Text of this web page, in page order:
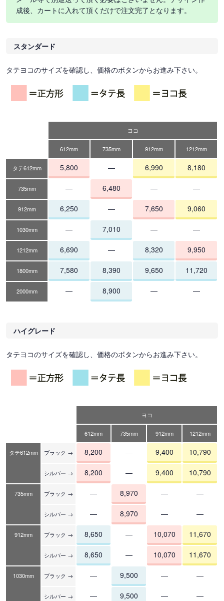
成後、カートに入れて頂くだけで注文完了となります。
スタンダード
タテヨコのサイズを確認し、価格のボタンからお進み下さい。
ヨコ
612mm 735mm 912mm 1212mm
タテ612mm 5,800 ― 6,990 8,180
735mm ― 6,480 ― ―
912mm 6,250 ― 7,650 9,060
1030mm ― 7,010 ― ―
1212mm 6,690 ― 8,320 9,950
1800mm 7,580 8,390 9,650 11,720
2000mm ― 8,900 ― ―
ハイグレード
タテヨコのサイズを確認し、価格のボタンからお進み下さい。
ヨコ
612mm 735mm 912mm 1212mm
タテ612mm ブラック → 8,200 ― 9,400 10,790
シルバー → 8,200 ― 9,400 10,790
735mm ブラック → ― 8,970 ― ―
シルバー → ― 8,970 ― ―
912mm ブラック → 8,650 ― 10,070 11,670
シルバー → 8,650 ― 10,070 11,670
1030mm ブラック → ― 9,500 ― ―
シルバー → ― 9,500 ― ―